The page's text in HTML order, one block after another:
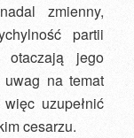
zmienny,
partii
otaczają jego
na temat
uzupełnić
cesarzu.